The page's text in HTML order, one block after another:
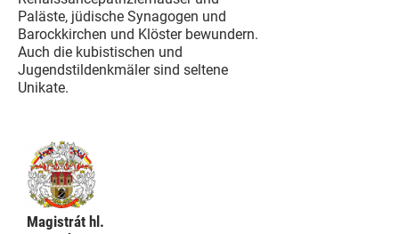
Paläste, jüdische Synagogen und
Barockkirchen und Klöster bewundern.
Auch die kubistischen und
Jugendstildenkmäler sind seltene
Unikate.
Magistrát hl.